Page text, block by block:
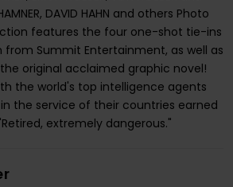
DAVID HAHN and others Photo
features the four one-shot tie-ins
Summit Entertainment, as well as
original acclaimed graphic novel!
the world's top intelligence agents
the service of their countries earned
extremely dangerous."